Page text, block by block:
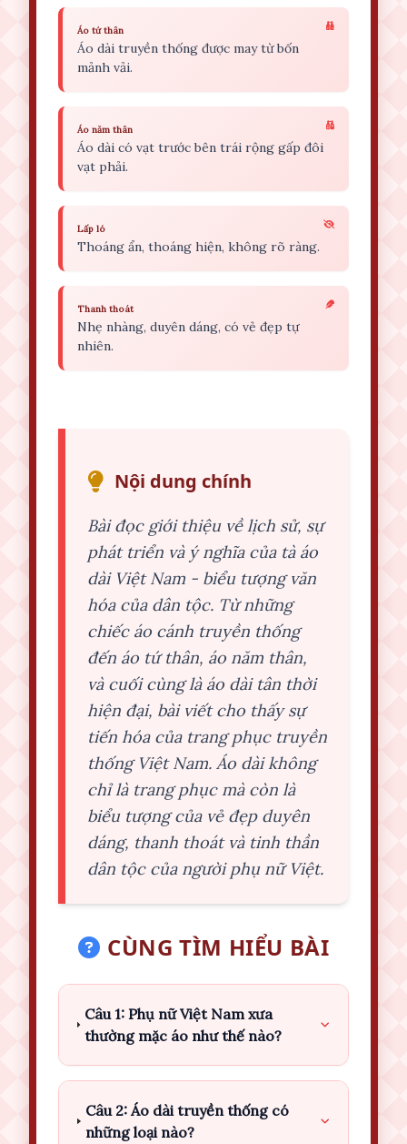
Áo tứ thân
Áo dài truyền thống được may từ bốn
mảnh vải.
Áo năm thân
Áo dài có vạt trước bên trái rộng gấp đôi
vạt phải.
Lấp ló
Thoáng ẩn, thoáng hiện, không rõ ràng.
Thanh thoát
Nhẹ nhàng, duyên dáng, có vẻ đẹp tự
nhiên.
Nội dung chính
Bài đọc giới thiệu về lịch sử, sự
phát triển và ý nghĩa của tà áo
dài Việt Nam - biểu tượng văn
hóa của dân tộc. Từ những
chiếc áo cánh truyền thống
đến áo tứ thân, áo năm thân,
và cuối cùng là áo dài tân thời
hiện đại, bài viết cho thấy sự
tiến hóa của trang phục truyền
thống Việt Nam. Áo dài không
chỉ là trang phục mà còn là
biểu tượng của vẻ đẹp duyên
dáng, thanh thoát và tinh thần
dân tộc của người phụ nữ Việt.
CÙNG TÌM HIỂU BÀI
Câu 1: Phụ nữ Việt Nam xưa
thường mặc áo như thế nào?
Câu 2: Áo dài truyền thống có
những loại nào?